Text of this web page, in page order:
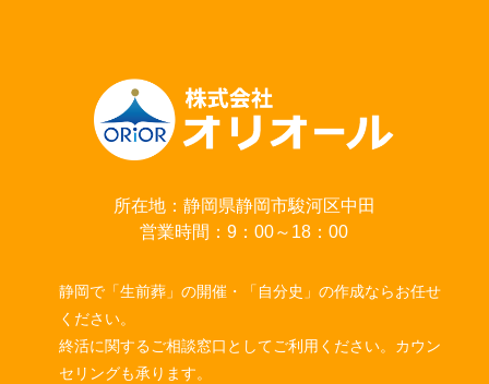
所在地：静岡県静岡市駿河区中田
営業時間：9：00～18：00
静岡で「生前葬」の開催・「自分史」の作成ならお任せ
ください。
終活に関するご相談窓口としてご利用ください。カウン
セリングも承ります。